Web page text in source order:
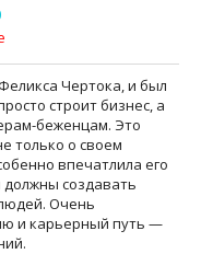
Чертока, и был
строит бизнес, а
беженцам. Это
только о своем
впечатлила его
создавать
Очень
и карьерный путь —